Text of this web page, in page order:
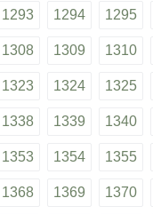
1293 1294 1295
1308 1309 1310
1323 1324 1325
1338 1339 1340
1353 1354 1355
1368 1369 1370